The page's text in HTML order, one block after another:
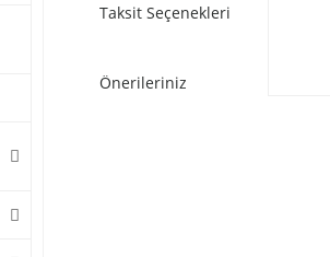
Taksit Seçenekleri
Önerileriniz